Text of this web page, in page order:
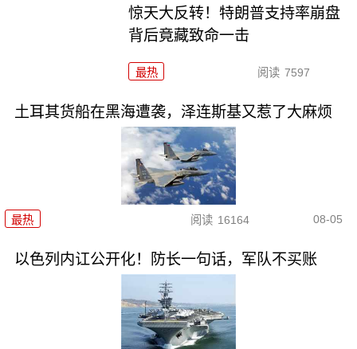
惊天大反转！特朗普支持率崩盘
背后竟藏致命一击
最热 阅读 7597
土耳其货船在黑海遭袭，泽连斯基又惹了大麻烦
最热 阅读 16164 08-05
以色列内讧公开化！防长一句话，军队不买账